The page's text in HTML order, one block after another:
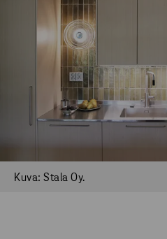
Kuva: Stala Oy.